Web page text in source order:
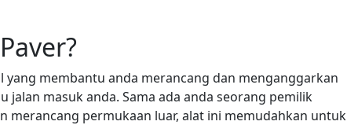
yang membantu anda merancang dan menganggarkan
jalan masuk anda. Sama ada anda seorang pemilik
merancang permukaan luar, alat ini memudahkan untuk